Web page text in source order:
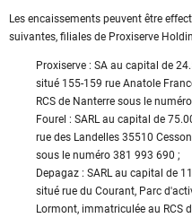
Les encaissements peuvent être
suivantes, filiales de Proxiserve
Proxiserve : SA au capital de
situé 155-159 rue Anatole
RCS de Nanterre sous le
Fourel : SARL au capital de
rue des Landelles 35510
sous le numéro 381 993 690 ;
Depagaz : SARL au capital de
situé rue du Courant, Parc
Lormont, immatriculée au RCS